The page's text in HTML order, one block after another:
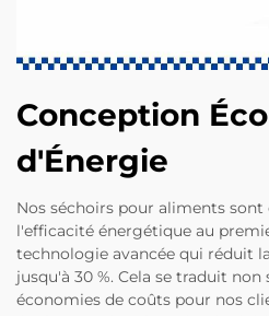
Conception
d'Énergie
Nos séchoirs pour aliments sont
l'efficacité énergétique au
technologie avancée qui réduit
jusqu'à 30 %. Cela se traduit
économies de coûts pour nos